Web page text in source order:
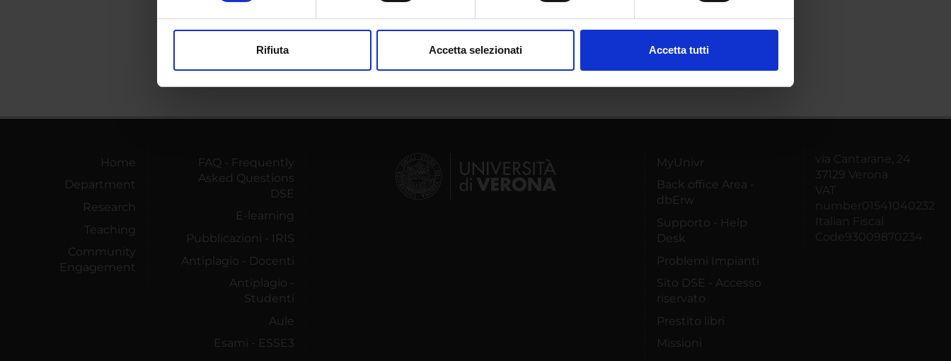
modificare o ritirare il tuo consenso in qualsiasi momento dalla Dichiarazione sui cookie.
Rifiuta Accetta selezionati Accetta tutti
Home
Department
Research
Teaching
Community
Engagement
FAQ - Frequently
Asked Questions
DSE
E-learning
Pubblicazioni - IRIS
Antiplagio - Docenti
Antiplagio -
Studenti
Aule
Esami - ESSE3
MyUnivr
Back office Area -
dbErw
Supporto - Help
Desk
Problemi Impianti
Sito DSE - Accesso
riservato
Prestito libri
Missioni
via Cantarane, 24
37129 Verona
VAT
number01541040232
Italian Fiscal
Code93009870234